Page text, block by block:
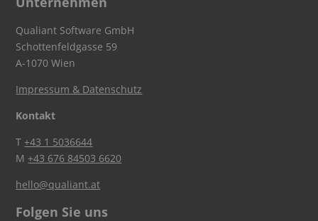
Qualiant Software GmbH
Schottenfeldgasse 59
A-1070 Wien
Impressum & Datenschutz
Kontakt
T+43 1 5036644
M+43 676 84503 6620
hello@qualiant.at
Folgen Sie uns